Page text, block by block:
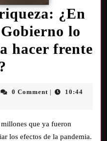
¿En
lo
hacer frente
0 Comment
10:44
que ya fueron
los efectos de la pandemia.